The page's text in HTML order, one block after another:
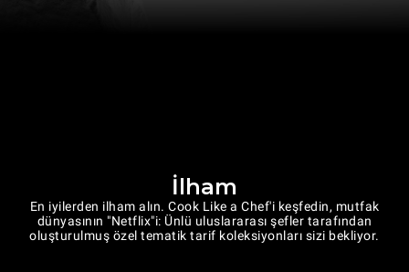
İlham
En iyilerden ilham alın. Cook Like a Chef'i keşfedin, mutfak
dünyasının "Netflix"i: Ünlü uluslararası şefler tarafından
oluşturulmuş özel tematik tarif koleksiyonları sizi bekliyor.